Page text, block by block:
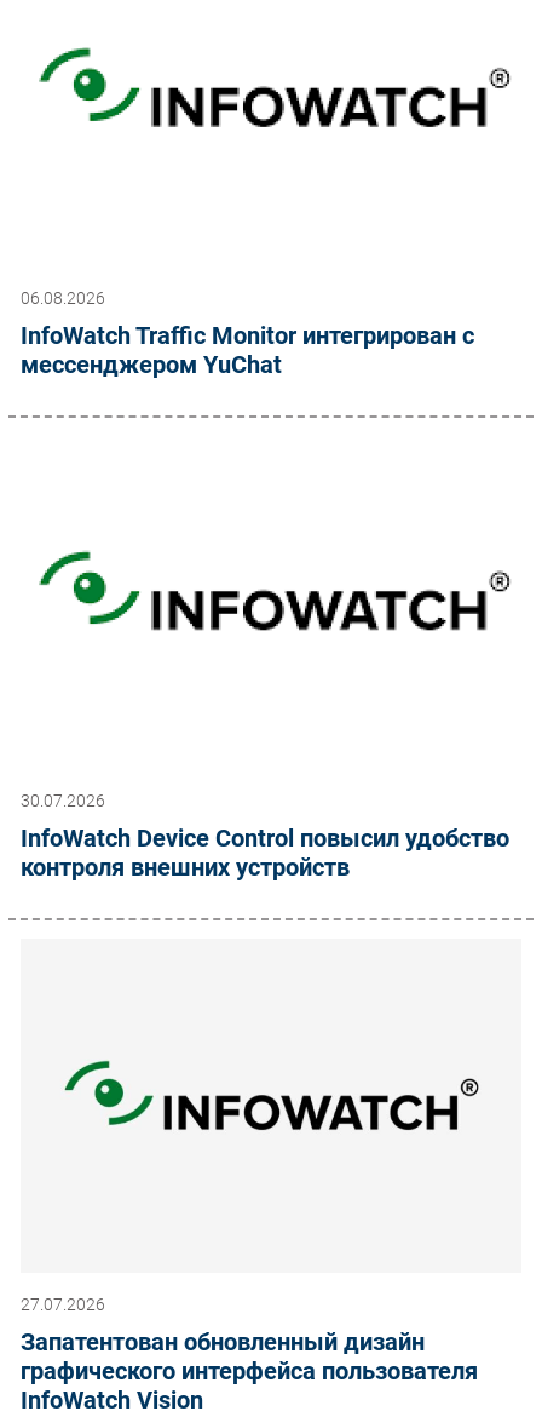
06.08.2026
InfoWatch Traffic Monitor интегрирован с
мессенджером YuChat
30.07.2026
InfoWatch Device Control повысил удобство
контроля внешних устройств
27.07.2026
Запатентован обновленный дизайн
графического интерфейса пользователя
InfoWatch Vision